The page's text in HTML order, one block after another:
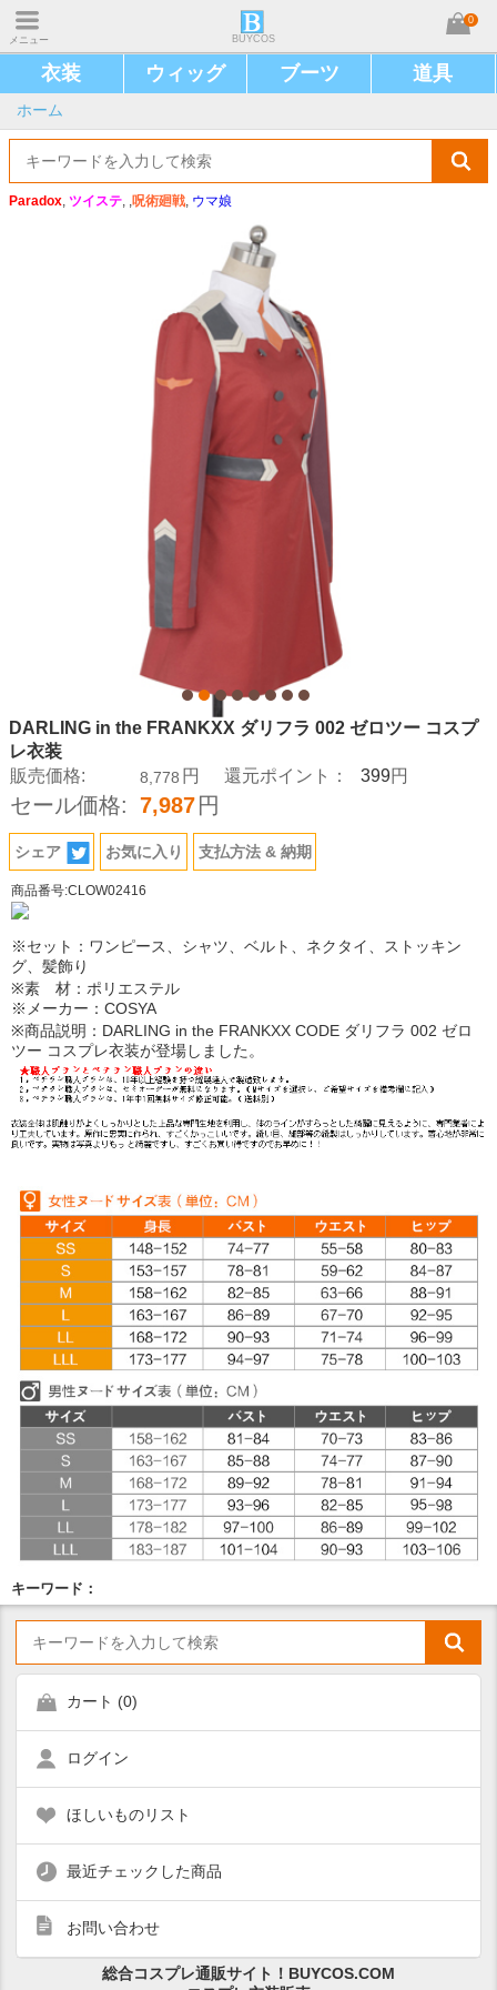
メニュー BUYCOS
0
衣装 ウィッグ ブーツ 道具
ホーム
Paradox, ツイステ, ,呪術廻戦, ウマ娘
DARLING in the FRANKXX ダリフラ 002 ゼロツー コスプ
レ衣装
販売価格:
8,778 円 還元ポイント： 399円
セール価格: 7,987 円
シェア お気に入り 支払方法 & 納期
商品番号:CLOW02416
※セット：ワンピース、シャツ、ベルト、ネクタイ、ストッキン
グ、髪飾り
※素 材：ポリエステル
※メーカー：COSYA
※商品説明：DARLING in the FRANKXX CODE ダリフラ 002 ゼロ
ツー コスプレ衣装が登場しました。
キーワード：
カート (0)
ログイン
ほしいものリスト
最近チェックした商品
お問い合わせ
総合コスプレ通販サイト！BUYCOS.COM